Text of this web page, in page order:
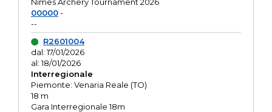
00000-
--
R2601004
dal: 17/01/2026
al: 18/01/2026
Interregionale
Piemonte: Venaria Reale (TO)
18 m
Gara Interregionale 18m